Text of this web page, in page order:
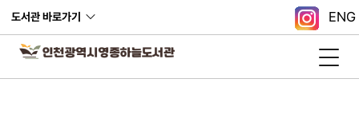
도서관 바로가기 ENG